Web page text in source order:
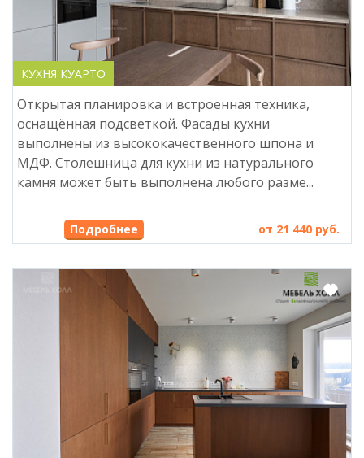
КУХНЯ КУАРТО
Открытая планировка и встроенная техника,
оснащённая подсветкой. Фасады кухни
выполнены из высококачественного шпона и
МДФ. Столешница для кухни из натурального
камня может быть выполнена любого разме...
от 21 440 руб.